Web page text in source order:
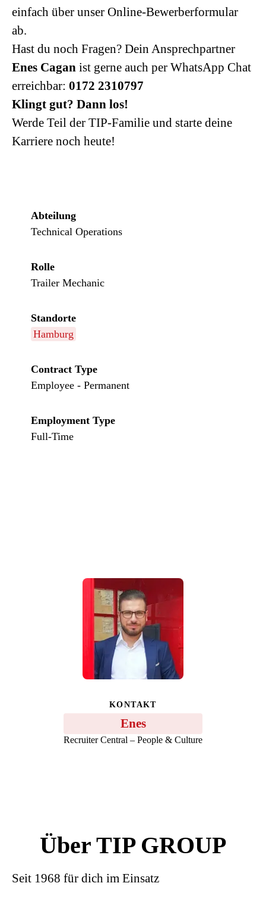
einfach über unser Online-Bewerberformular
ab.
Hast du noch Fragen? Dein Ansprechpartner
Enes Cagan ist gerne auch per WhatsApp Chat
erreichbar: 0172 2310797
Klingt gut? Dann los!
Werde Teil der TIP-Familie und starte deine
Karriere noch heute!
Abteilung
Technical Operations
Rolle
Trailer Mechanic
Standorte
Hamburg
Contract Type
Employee - Permanent
Employment Type
Full-Time
KONTAKT
Enes
Recruiter Central – People & Culture
Über TIP GROUP
Seit 1968 für dich im Einsatz